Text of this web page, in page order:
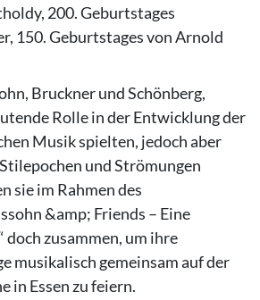
200. Geburtstages
150. Geburtstages von Arnold
Bruckner und Schönberg,
Rolle in der Entwicklung der
Musik spielten, jedoch aber
und Strömungen
sie im Rahmen des
&amp; Friends – Eine
zusammen, um ihre
musikalisch gemeinsam auf der
in Essen zu feiern.